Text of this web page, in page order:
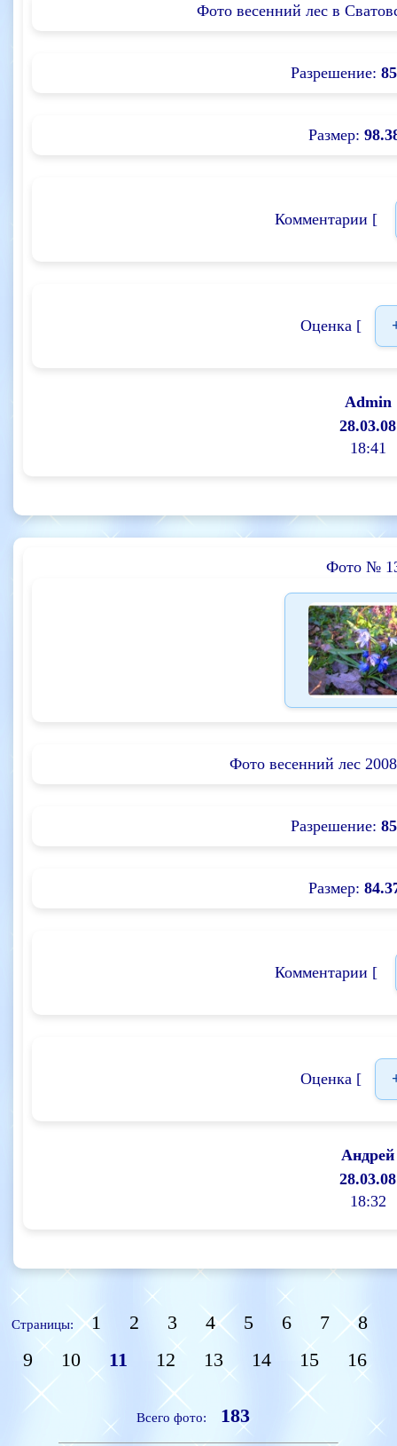
Фото весенний лес в
Разрешение:
Размер:
Комментарии [
Оценка [
Admin
28.03.08
18:41
Фото №
Фото весенний лес
Разрешение:
Размер:
Комментарии [
Оценка [
Андрей
28.03.08
18:32
Страницы: 1 2 3 4 5 6 7
8
9
10 11 12 13 14 15 16
Всего фото: 183